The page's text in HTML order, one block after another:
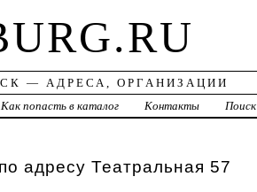
— АДРЕСА, ОРГАНИЗАЦИИ
Как попасть в каталог Контакты Поиск
адресу Театральная 57